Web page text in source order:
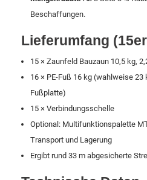
Beschaffungen.
Lieferumfang
15 × Zaunfeld Bauzaun 10,5 kg,
16 × PE-Fuß 16 kg (wahlweise
Fußplatte)
15 × Verbindungsschelle
Optional: Multifunktionspalette
Transport und Lagerung
Ergibt rund 33 m abgesicherte